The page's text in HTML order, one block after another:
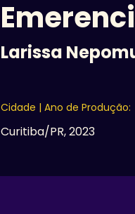
Larissa
Cidade | Ano de Produção:
Curitiba/PR, 2023